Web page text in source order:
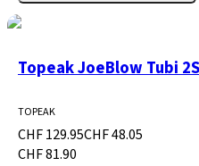
Topeak JoeBlow Tubi
TOPEAK
CHF 129.95CHF 48.05
CHF 81.90